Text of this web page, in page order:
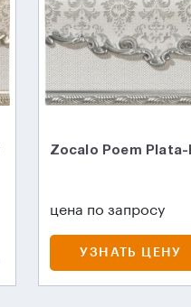
Zocalo Poem Plata-
цена по запросу
УЗНАТЬ ЦЕНУ